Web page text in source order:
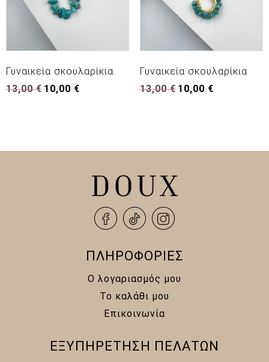
Γυναικεία σκουλαρίκια
13,00€ Original
10,00 €
Γυναικεία σκουλαρίκια
13,00€ Original
10,00 €Η
ΠΛΗΡΟΦΟΡΙΕΣ
Ο λογαριασμός μου
Το καλάθι μου
Επικοινωνία
ΕΞΥΠΗΡΕΤΗΣΗ ΠΕΛΑΤΩΝ